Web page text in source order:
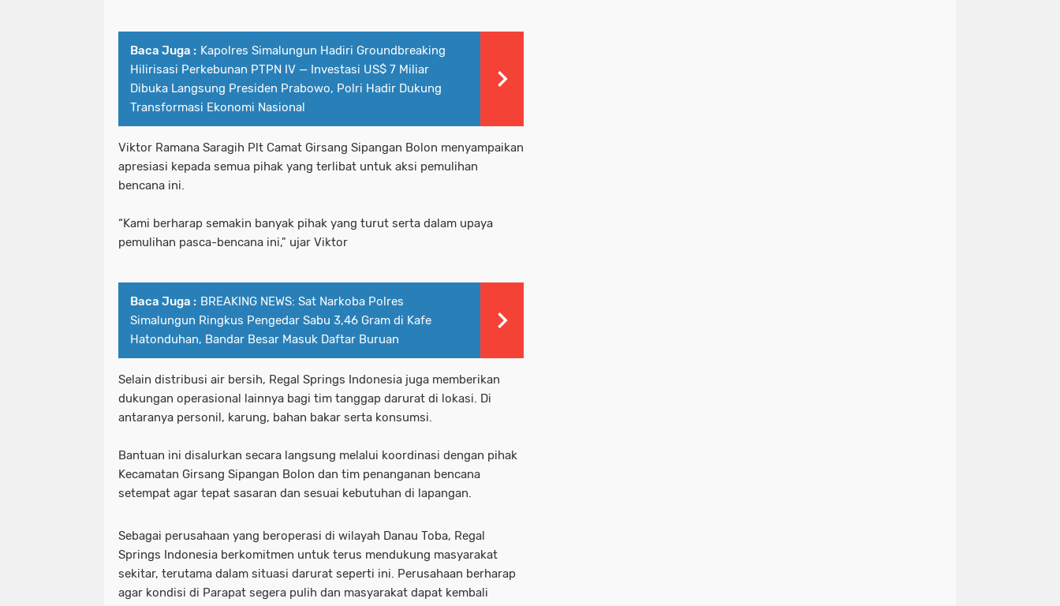
Baca Juga : Kapolres Simalungun Hadiri Groundbreaking
Hilirisasi Perkebunan PTPN IV — Investasi US$ 7 Miliar
Dibuka Langsung Presiden Prabowo, Polri Hadir Dukung
Transformasi Ekonomi Nasional
Viktor Ramana Saragih Plt Camat Girsang Sipangan Bolon menyampaikan
apresiasi kepada semua pihak yang terlibat untuk aksi pemulihan
bencana ini.
“Kami berharap semakin banyak pihak yang turut serta dalam upaya
pemulihan pasca-bencana ini," ujar Viktor
Baca Juga : BREAKING NEWS: Sat Narkoba Polres
Simalungun Ringkus Pengedar Sabu 3,46 Gram di Kafe
Hatonduhan, Bandar Besar Masuk Daftar Buruan
Selain distribusi air bersih, Regal Springs Indonesia juga memberikan
dukungan operasional lainnya bagi tim tanggap darurat di lokasi. Di
antaranya personil, karung, bahan bakar serta konsumsi.
Bantuan ini disalurkan secara langsung melalui koordinasi dengan pihak
Kecamatan Girsang Sipangan Bolon dan tim penanganan bencana
setempat agar tepat sasaran dan sesuai kebutuhan di lapangan.
Sebagai perusahaan yang beroperasi di wilayah Danau Toba, Regal
Springs Indonesia berkomitmen untuk terus mendukung masyarakat
sekitar, terutama dalam situasi darurat seperti ini. Perusahaan berharap
agar kondisi di Parapat segera pulih dan masyarakat dapat kembali